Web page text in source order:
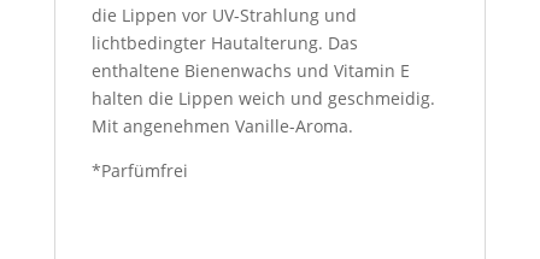
die Lippen vor UV-Strahlung und
lichtbedingter Hautalterung. Das
enthaltene Bienenwachs und Vitamin E
halten die Lippen weich und geschmeidig.
Mit angenehmen Vanille-Aroma.
*Parfümfrei